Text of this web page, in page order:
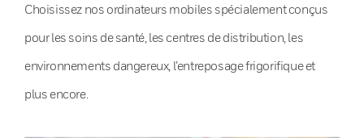
Choisissez nos ordinateurs mobiles spécialement conçus
pour les soins de santé, les centres de distribution, les
environnements dangereux, l’entreposage frigorifique et
plus encore.